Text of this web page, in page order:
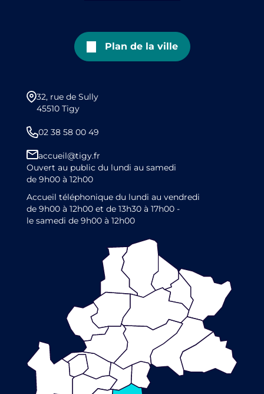
Plan de la ville
32, rue de Sully
45510 Tigy
02 38 58 00 49
accueil@tigy.fr
Ouvert au public du lundi au samedi
de 9h00 à 12h00
Accueil téléphonique du lundi au vendredi
de 9h00 à 12h00 et de 13h30 à 17h00 -
le samedi de 9h00 à 12h00